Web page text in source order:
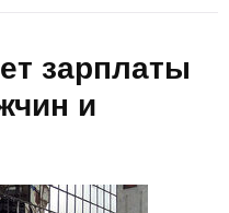
зарплаты
и